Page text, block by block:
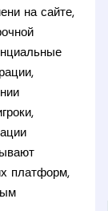
на сайте,
платформ,